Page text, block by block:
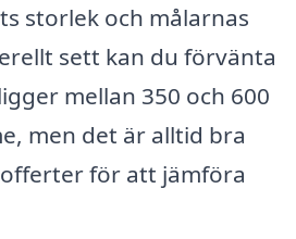
storlek och målarnas
sett kan du förvänta
mellan 350 och 600
men det är alltid bra
för att jämföra